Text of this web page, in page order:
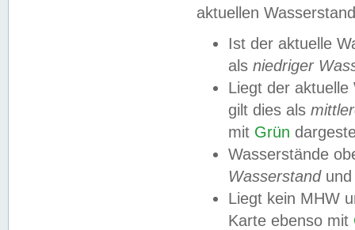
aktuellen
Ist der aktuelle
als niedriger
Liegt der
gilt dies als
mit Grün
Wasserstände
Wasserstandund
Liegt kein MHW
Karte ebenso mit